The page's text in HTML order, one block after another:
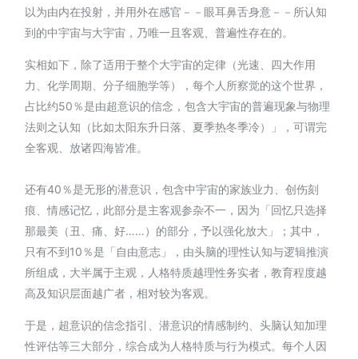
以为由内在投射，并用外在感官－－眼耳鼻舌身意－－所认知
到的中宇宙与大宇宙，乃唯一且客观、普遍性存在的。
实相如下，除了适用于整个大宇宙的定律（光速、四大作用
力、化学周期、分子细胞学等），每个人所察觉的这个世界，
占比约50％是由超意识的信念，包含大宇宙的普遍现象与物理
法则之认知（比如太阳东升日落、夏季热冬季冷）」，可谓完
全客观、放诸四海皆准。
还有40％是无形的潜意识，包含中宇宙的家族业力、创伤刻
痕、情感记忆，此部分是主客观参杂不一，因为「回忆只选择
那最美（丑、痛、好……）的部分，予以强化放大」；其中，
只有不到10％是「自由意志」，由头脑的理性认知与逻辑推演
所组成，大半属于主观，人格特质越理性务实者，教育程度越
高及知识层面越广者，相对较为客观。
于是，超意识的信念指引、潜意识的情感制约、头脑认知加理
性评估等三大部分，综合成为人格特质与行为模式。每个人因